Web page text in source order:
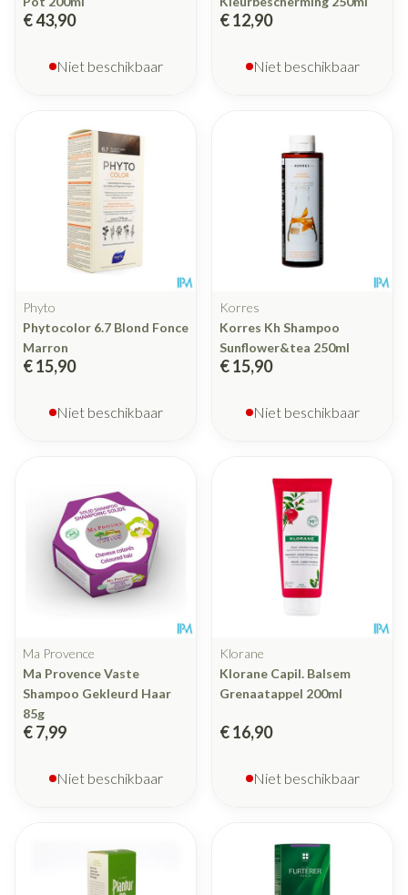
€ 43,90
Niet beschikbaar
€ 12,90
Niet beschikbaar
Phyto
Phytocolor 6.7 Blond Fonce
Marron
€ 15,90
Niet beschikbaar
Korres
Korres Kh Shampoo
Sunflower&tea 250ml
€ 15,90
Niet beschikbaar
Ma Provence
Ma Provence Vaste
Shampoo Gekleurd Haar
85g
€ 7,99
Niet beschikbaar
Klorane
Klorane Capil. Balsem
Grenaatappel 200ml
€ 16,90
Niet beschikbaar